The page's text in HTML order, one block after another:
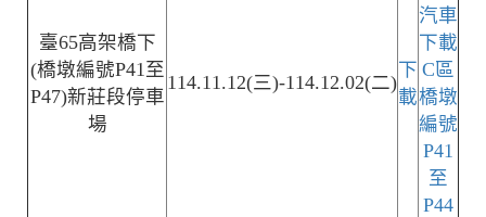
臺65高架橋下
(橋墩編號P41至
P47)新莊段停車
場
114.11.12(三)-114.12.02(二)
下
載
汽車
下載
C區
橋墩
編號
P41
至
P44